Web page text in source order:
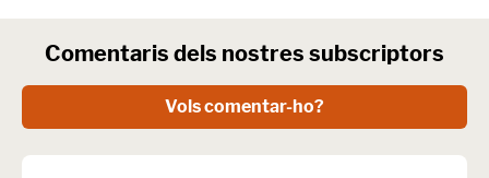
Comentaris dels nostres subscriptors
Vols comentar-ho?